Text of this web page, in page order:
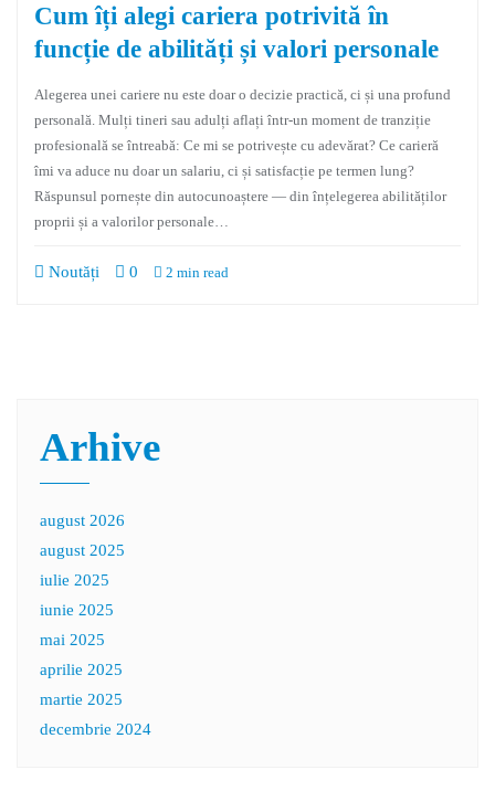
Cum îți alegi cariera potrivită în
funcție de abilități și valori personale
Alegerea unei cariere nu este doar o decizie practică, ci și una profund
personală. Mulți tineri sau adulți aflați într-un moment de tranziție
profesională se întreabă: Ce mi se potrivește cu adevărat? Ce carieră
îmi va aduce nu doar un salariu, ci și satisfacție pe termen lung?
Răspunsul pornește din autocunoaștere — din înțelegerea abilităților
proprii și a valorilor personale…
Noutăți 0 2 min read
Arhive
august 2026
august 2025
iulie 2025
iunie 2025
mai 2025
aprilie 2025
martie 2025
decembrie 2024